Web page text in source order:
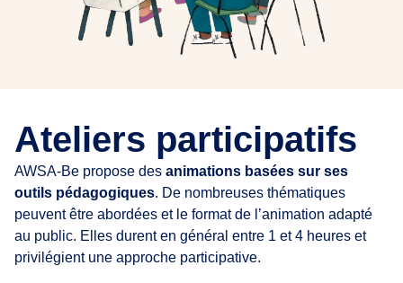
Ateliers participatifs
AWSA-Be propose des animations basées sur ses
outils pédagogiques. De nombreuses thématiques
peuvent être abordées et le format de l’animation adapté
au public. Elles durent en général entre 1 et 4 heures et
privilégient une approche participative.